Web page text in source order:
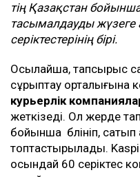
тің Қазақстан
тасымалдауды
серіктестерінің бірі.
Осылайша, тапсырыс
сұрыптау орталығына
курьерлік
жеткізеді. Ол жерде
бойынша бөлініп,
топтастырылады. Kaspi
осындай 60 серіктес